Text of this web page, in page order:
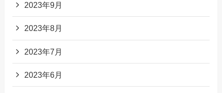
2023年9月
2023年8月
2023年7月
2023年6月